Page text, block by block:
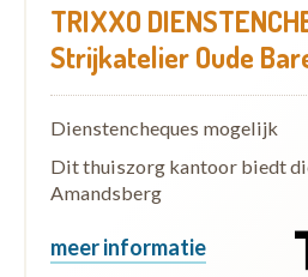
TRIXXO
Strijkatelier Oude
Dienstencheques mogelijk
Dit thuiszorg kantoor biedt
Amandsberg
meer informatie